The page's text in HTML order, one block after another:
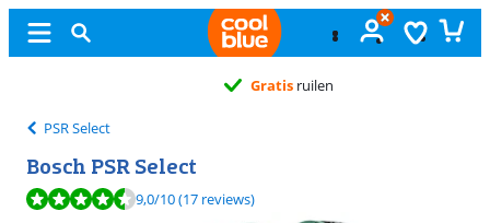
Gratisruilen
PSR Select
Bosch PSR Select
Beoordeling is 9,0 van de 10, gebaseerd op 17 reviews.
9,0/10(17 reviews)